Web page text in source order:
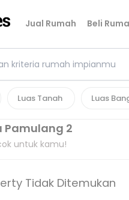
Jual Rumah Beli
Luas Tanah Luas
Pamulang 2
untuk kamu!
Tidak Ditemukan